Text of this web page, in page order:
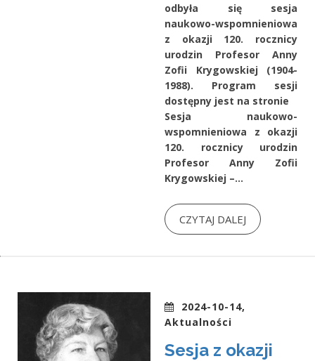
odbyła się sesja
naukowo-wspomnieniowa
z okazji 120. rocznicy
urodzin Profesor Anny
Zofii Krygowskiej (1904-
1988). Program sesji
dostępny jest na stronie
Sesja naukowo-
wspomnieniowa z okazji
120. rocznicy urodzin
Profesor Anny Zofii
Krygowskiej –...
CZYTAJ DALEJ
2024-10-14,
Aktualności
Sesja z okazji